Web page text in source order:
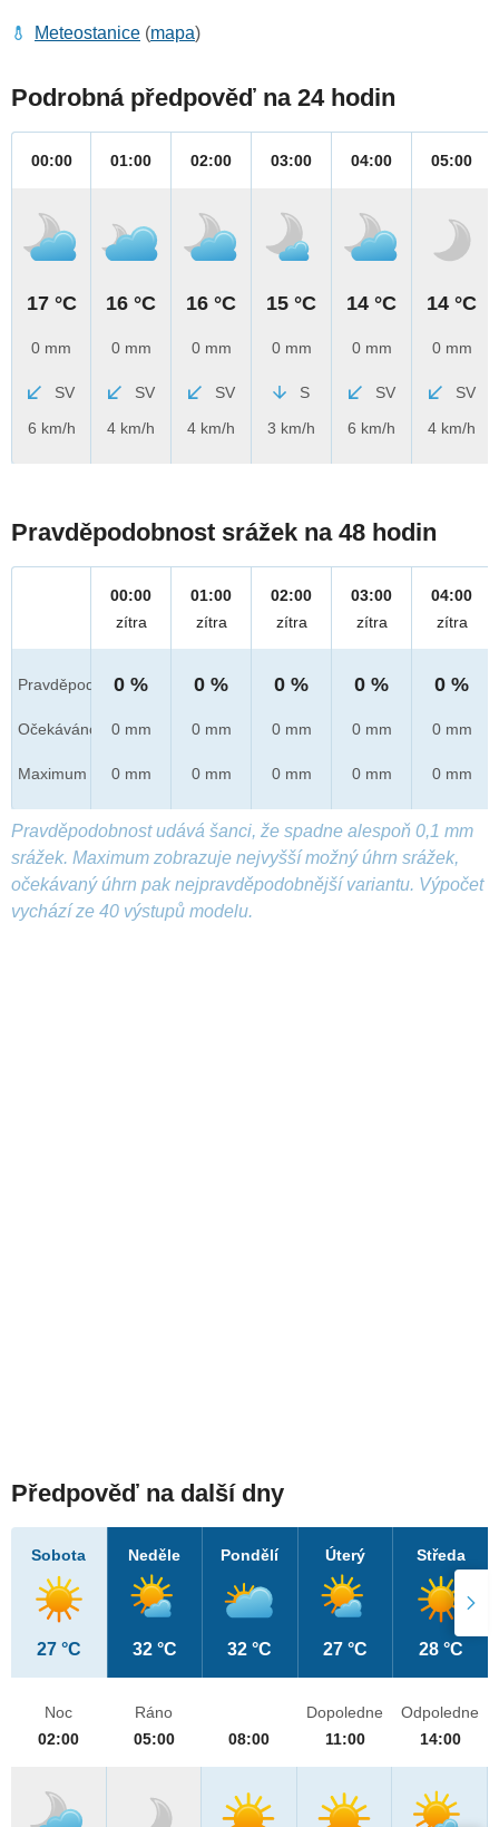
Meteostanice (mapa)
Podrobná předpověď na 24 hodin
00:00
17 °C
0 mm
SV
6 km/h
01:00
16 °C
0 mm
SV
4 km/h
02:00
16 °C
0 mm
SV
4 km/h
03:00
15 °C
0 mm
S
3 km/h
04:00
14 °C
0 mm
SV
6 km/h
05:00
14 °C
0 mm
SV
4 km/h
Pravděpodobnost srážek na 48 hodin
Pravděpod.
Očekáváno
Maximum
00:00
zítra
0 %
0 mm
0 mm
01:00
zítra
0 %
0 mm
0 mm
02:00
zítra
0 %
0 mm
0 mm
03:00
zítra
0 %
0 mm
0 mm
04:00
zítra
0 %
0 mm
0 mm
Pravděpodobnost udává šanci, že spadne alespoň 0,1 mm
srážek. Maximum zobrazuje nejvyšší možný úhrn srážek,
očekávaný úhrn pak nejpravděpodobnější variantu. Výpočet
vychází ze 40 výstupů modelu.
Předpověď na další dny
Sobota
27 °C
Neděle
32 °C
Pondělí
32 °C
Úterý
27 °C
Středa
28 °C
Noc
02:00
Ráno
05:00
08:00
Dopoledne
11:00
Odpoledne
14:00